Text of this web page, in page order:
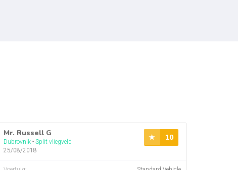
Mr. Russell G
Dubrovnik- Split vliegveld
25/08/2018
10